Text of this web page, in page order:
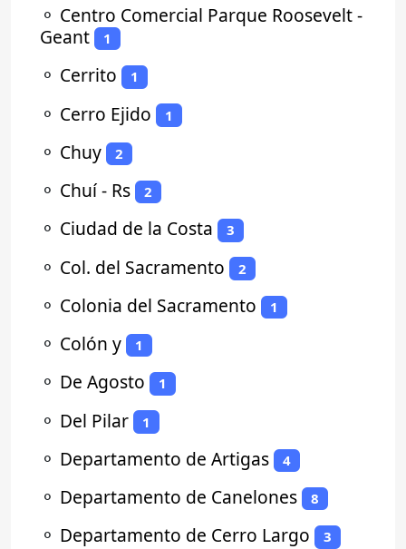
⚬ Centro Comercial Parque Roosevelt -
Geant
1
⚬ Cerrito 1
⚬ Cerro Ejido 1
⚬ Chuy 2
⚬ Chuí - Rs 2
⚬ Ciudad de la Costa 3
⚬ Col. del Sacramento 2
⚬ Colonia del Sacramento 1
⚬ Colón y 1
⚬ De Agosto 1
⚬ Del Pilar 1
⚬ Departamento de Artigas 4
⚬ Departamento de Canelones 8
⚬ Departamento de Cerro Largo 3